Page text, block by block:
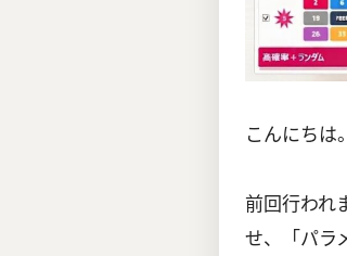
こんにちは
前回行われ
せ、「パラ